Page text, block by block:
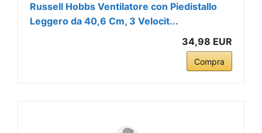
Russell Hobbs Ventilatore con Piedistallo
Leggero da 40,6 Cm, 3 Velocit...
34,98 EUR
Compra